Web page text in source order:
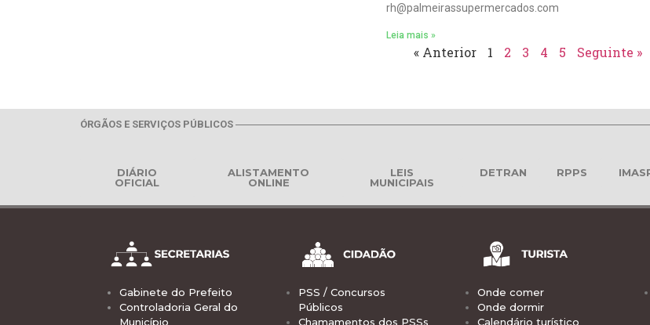
rh@palmeirassupermercados.com
Leia mais »
« Anterior 1 2 3 4 5 Seguinte »
ÓRGÃOS E SERVIÇOS PÚBLICOS
DIÁRIO
OFICIAL
ALISTAMENTO
ONLINE
LEIS
MUNICIPAIS
DETRAN RPPS
Gabinete do Prefeito
Controladoria Geral do
Município
PSS / Concursos
Públicos
Chamamentos dos PSSs
Onde comer
Onde dormir
Calendário turístico